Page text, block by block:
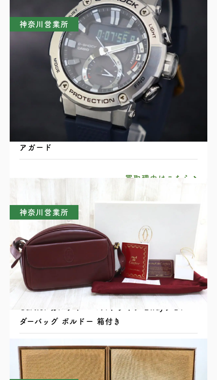
神奈川営業所
CASIO カシオ G-SHOCK G-STEEL GST-
B200 タフソーラー Bluetooth搭載 カーボンコ
アガード
買取理由はこちら
神奈川営業所
ダーバッグ ボルドー 箱付き
買取理由はこちら